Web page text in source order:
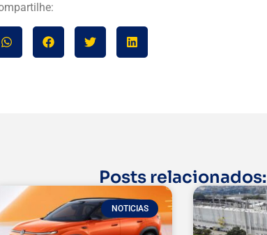
Posts relacionados:
NOTICIAS